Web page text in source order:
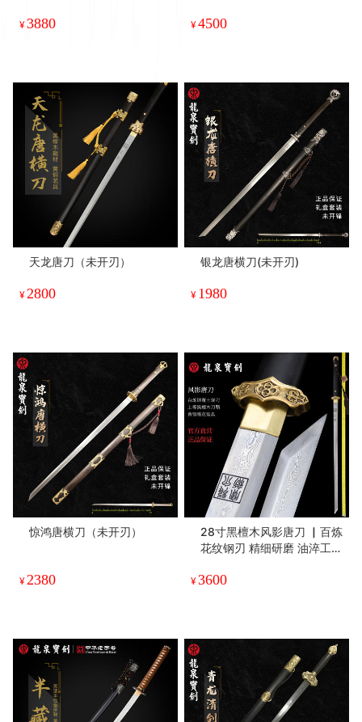
¥3880 ¥4500
天龙唐刀（未开刃）
¥2800
银龙唐横刀(未开刃)
¥ 1980
惊鸿唐横刀（未开刃）
¥2380
28寸黑檀木风影唐刀 ▏百炼
花纹钢刃 精细研磨 油淬工艺
开刃）
¥3600